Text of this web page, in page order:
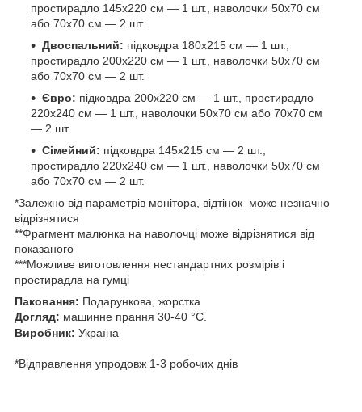
простирадло 145х220 см — 1 шт., наволочки 50х70 см
або 70х70 см — 2 шт.
Двоспальний: підковдра 180х215 см — 1 шт.,
простирадло 200х220 см — 1 шт., наволочки 50х70 см
або 70х70 см — 2 шт.
Євро: підковдра 200х220 см — 1 шт., простирадло
220х240 см — 1 шт., наволочки 50х70 см або 70х70 см
— 2 шт.
Сімейний: підковдра 145х215 см — 2 шт.,
простирадло 220х240 см — 1 шт., наволочки 50х70 см
або 70х70 см — 2 шт.
*Залежно від параметрів монітора, відтінок може незначно
відрізнятися
**Фрагмент малюнка на наволочці може відрізнятися від
показаного
***Можливе виготовлення нестандартних розмірів і
простирадла на гумці
Паковання: Подарункова, жорстка
Догляд: машинне прання 30-40 °C.
Виробник: Україна
*Відправлення упродовж 1-3 робочих днів